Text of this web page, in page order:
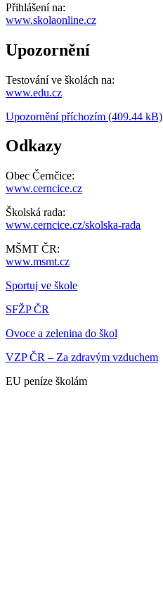
Přihlášení na:
www.skolaonline.cz
Upozornění
Testování ve školách na:
www.edu.cz
Upozornění příchozím (409.44 kB)
Odkazy
Obec Černčice:
www.cerncice.cz
Školská rada:
www.cerncice.cz/skolska-rada
MŠMT ČR:
www.msmt.cz
Sportuj ve škole
SFŽP ČR
Ovoce a zelenina do škol
VZP ČR – Za zdravým vzduchem
EU peníze školám